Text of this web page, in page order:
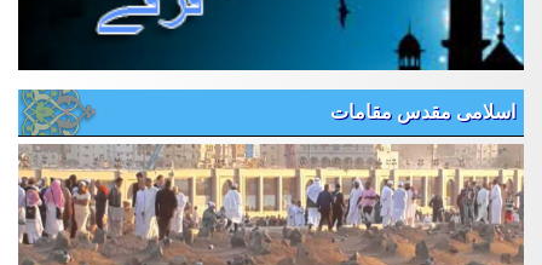
اسلامی مقدس مقامات